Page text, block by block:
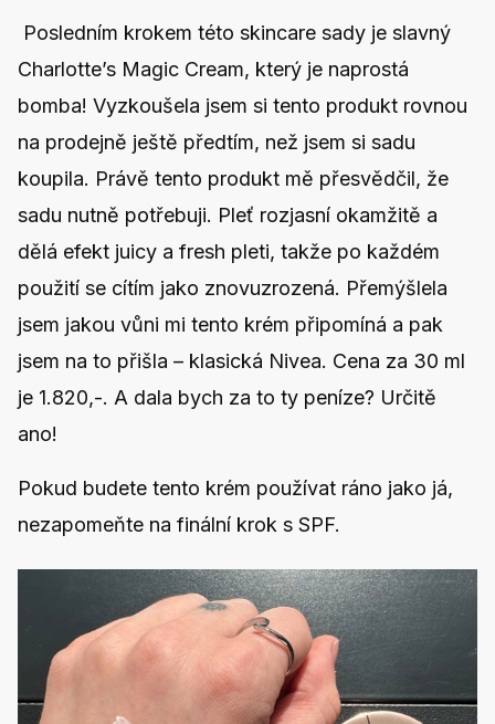
Posledním krokem této skincare sady je slavný
Charlotte’s Magic Cream, který je naprostá
bomba! Vyzkoušela jsem si tento produkt rovnou
na prodejně ještě předtím, než jsem si sadu
koupila. Právě tento produkt mě přesvědčil, že
sadu nutně potřebuji. Pleť rozjasní okamžitě a
dělá efekt juicy a fresh pleti, takže po každém
použití se cítím jako znovuzrozená. Přemýšlela
jsem jakou vůni mi tento krém připomíná a pak
jsem na to přišla – klasická Nivea. Cena za 30 ml
je 1.820,-. A dala bych za to ty peníze? Určitě
ano!
Pokud budete tento krém používat ráno jako já,
nezapomeňte na finální krok s SPF.